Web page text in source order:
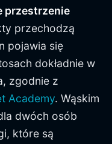
przestrzenie
przechodzą
pojawia się
dokładnie w
zgodnie z
Academy. Wąskim
dwóch osób
które są